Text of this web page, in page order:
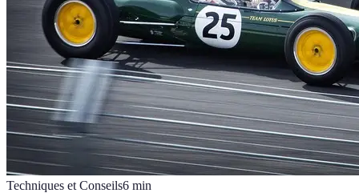
Techniques et Conseils6 min